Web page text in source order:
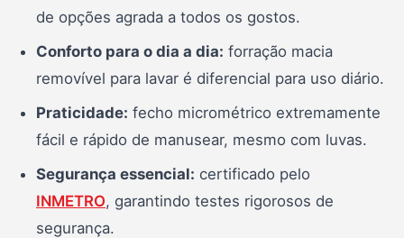
de opções agrada a todos os gostos.
Conforto para o dia a dia: forração macia
removível para lavar é diferencial para uso diário.
Praticidade: fecho micrométrico extremamente
fácil e rápido de manusear, mesmo com luvas.
Segurança essencial: certificado pelo
INMETRO, garantindo testes rigorosos de
segurança.